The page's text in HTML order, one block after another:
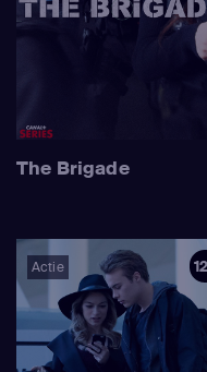
The Brigade
Actie